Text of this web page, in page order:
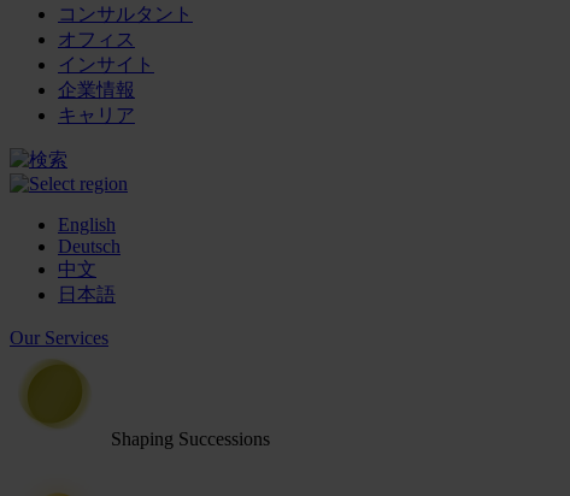
コンサルタント
オフィス
インサイト
企業情報
キャリア
English
Deutsch
中文
日本語
Our Services
Shaping Successions